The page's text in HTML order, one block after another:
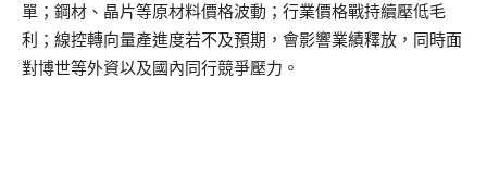
單；鋼材、晶片等原材料價格波動；行業價格戰持續壓低毛
利；線控轉向量產進度若不及預期，會影響業績釋放，同時面
對博世等外資以及國內同行競爭壓力。